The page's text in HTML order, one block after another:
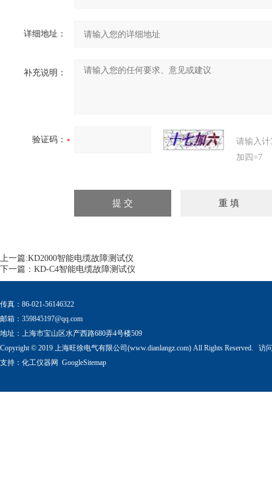
详细地址：
补充说明：
验证码：
请输入
加四=7
上一篇:KD2000智能电缆故障测试仪
下一篇： KD-C4智能电缆故障测试仪
传真：86-021-56146322
邮箱： 359845197@qq.com
地址：上海市宝山区水产西路680弄4号楼509
Copyright © 2019 上海旺徐电气有限公司(www.dianlangz.com) All Rights Reserved. 访
支持： 化工仪器网 GoogleSitemap